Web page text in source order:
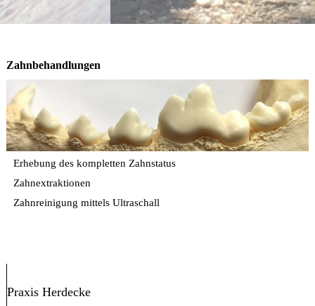
Zahnbehandlungen
Erhebung des kompletten Zahnstatus
Zahnextraktionen
Zahnreinigung mittels Ultraschall
Praxis Herdecke